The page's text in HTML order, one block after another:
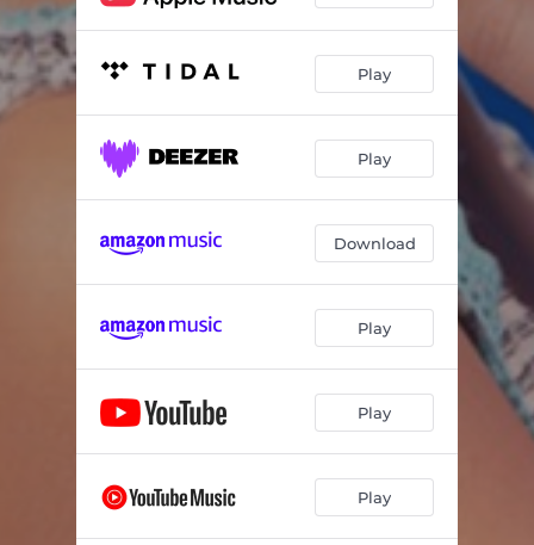
Ahogada en Llantos 03:01
No Quiero Amarte
Esencia 03:19
Play
Play
Download
Play
Play
Play